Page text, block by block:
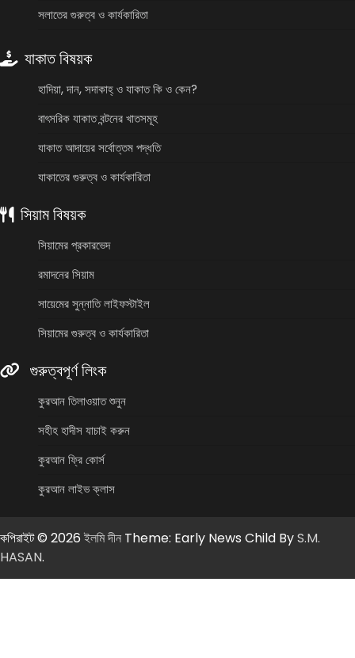
সলাতের গুরুত্ব ও কার্যকারিতা
যাকাত বিষয়ক
হাদিয়া, দান, সদাকাহ্ ও যাকাত কি ও কেন?
বাৎসরিক যাকাত বন্টনের খাতসমূহ
যাকাত আদায়ের সর্বোত্তম পদ্ধতি
যাকাতের গুরুত্ব ও কার্যকারিতা
সিয়াম বিষয়ক
সিয়ামের প্রকারভেদ
রমাদনের সিয়াম
সায়েমের সুন্নাতি লাইফস্টাইল
সিয়ামের গুরুত্ব ও কার্যকারিতা
গুরুত্বপূর্ণ লিংক
কুরআন তিলাওয়াত শুনুন
সহীহ হাদীস যাচাই করুন
কুরআন ফ্রি কোর্স
কুরআন লাইভ ক্লাস
কপিরাইট © 2026ইলমি দীন Theme: Early News Child ByS.M.
HASAN.